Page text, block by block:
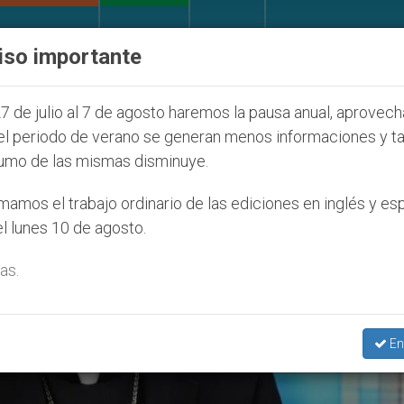
de colonos judíos que afecta a cristianos (y no sólo)
importante
de julio al 7 de agosto haremos la pausa anual,
periodo de verano se generan menos informaciones y
de las mismas disminuye.
el trabajo ordinario de las ediciones en inglés y
lunes 10 de agosto.